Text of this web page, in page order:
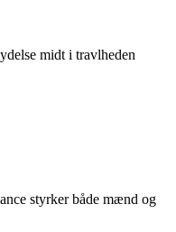
midt i travlheden
styrker både mænd og